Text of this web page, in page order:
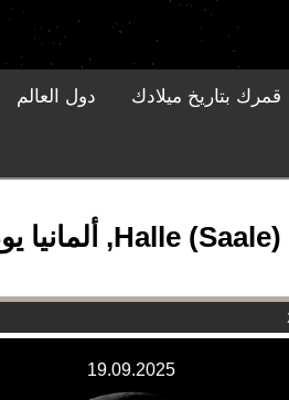
قمرك بتاريخ ميلادك دول العالم
19.09.2025